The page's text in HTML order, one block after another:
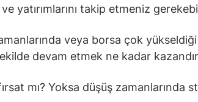
ve yatırımlarını takip etmeniz
veya borsa çok yükseldiği
devam etmek ne kadar
mı? Yoksa düşüş zamanlarında